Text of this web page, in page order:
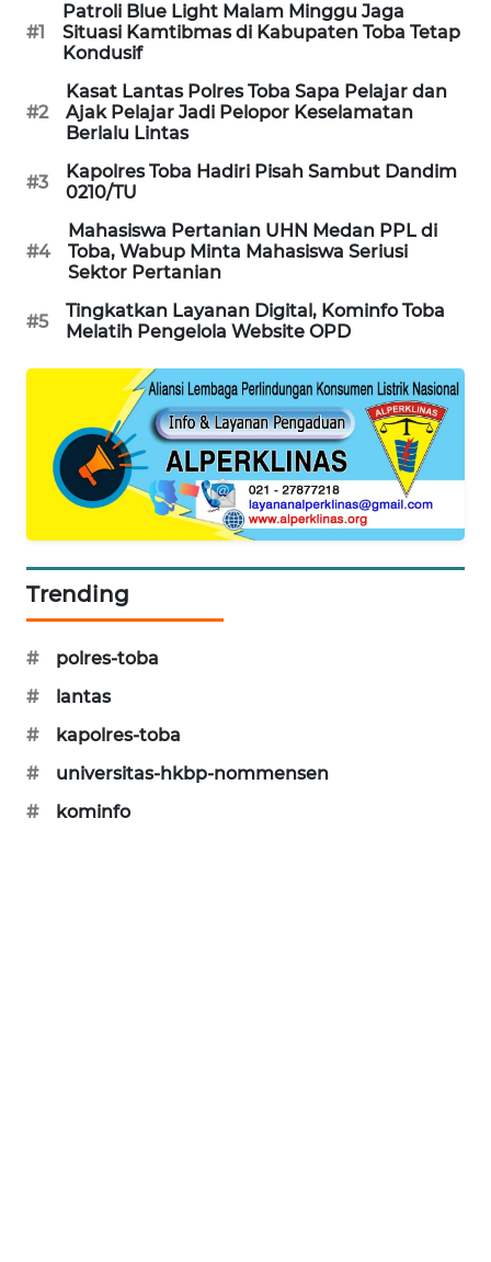
#1
Patroli Blue Light Malam Minggu Jaga
Situasi Kamtibmas di Kabupaten Toba Tetap
Kondusif
#2
Kasat Lantas Polres Toba Sapa Pelajar dan
Ajak Pelajar Jadi Pelopor Keselamatan
Berlalu Lintas
#3
Kapolres Toba Hadiri Pisah Sambut Dandim
0210/TU
#4
Mahasiswa Pertanian UHN Medan PPL di
Toba, Wabup Minta Mahasiswa Seriusi
Sektor Pertanian
#5
Tingkatkan Layanan Digital, Kominfo Toba
Melatih Pengelola Website OPD
Trending
#
polres-toba
#
lantas
#
kapolres-toba
#
universitas-hkbp-nommensen
#
kominfo
METRO
NEWS
NEWS
KARING
NEWS
JURNAL
MARITIM
GARONGGANG
NEWS
NEWS
NEWS
BERKAT
NEWS